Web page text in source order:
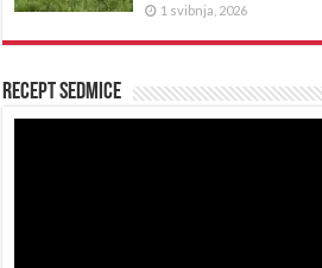
1 svibnja, 2026
Recept sedmice